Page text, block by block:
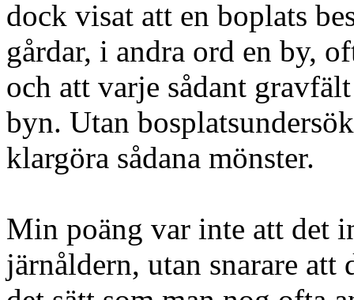
dock visat att en boplats
gårdar, i andra ord en by,
och att varje sådant
byn. Utan
klargöra sådana mönster.
Min poäng var inte att det
järnåldern, utan snarare att